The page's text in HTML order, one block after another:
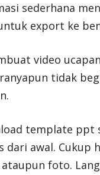
sederhana
export ke
video
tidak
template ppt
awal. Cukup
foto.